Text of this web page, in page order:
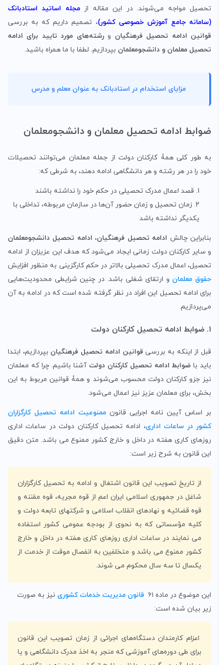
تحصیل مواجه می‌شوند. در این مقاله ازمجله اساتید استادبانک
(سامانه جامع آموزش خصوصی کشور)، تصمیم داریم که به بررسی
قوانین ادامه تحصیل فرهنگیان ورشته‌های مورد تایید برای ادامه
تحصیل معلمان و دانشجومعلمان بپردازیم. لطفا با ما همراه باشید.
مزایای استخدام در استادبانک به عنوان معلم و مدرس
ضوابط ادامه تحصیل معلمان و دانشجومعلمان
به طور کلی همۀ کارکنان دولت از جمله معلمان می‌توانند تحصیلات
خود را در هر رشته و هر دانشگاهی ادامه دهند، به شرطی که:
قصد اعمال مدرک تحصیلی در حکم خود را نداشته باشند
زمان تحصیل و زمان حضور آن‌ها در سازمان مربوطه، تداخلی با
یکدیگر نداشته باشد
بنابراین چالش ادامه تحصیل فرهنگیان، ادامه تحصیل دانشجومعلمان
و سایر کارکنان دولت زمانی ایجاد می‌شود که هدف این عزیزان از ادامه
تحصیل، اعمال مدرک تحصیلی بالاتر در حکم کارگزینی‌ به منظور افزایش
حقوق معلمان و ارتقای شغلی باشد. در چنین شرایطی محدودیت‌هایی
برای ادامه تحصیل این افراد در نظر گرفته شده است که در ادامه به آن
می‌پردازیم.
۱. ضوابط ادامه تحصیل کارکنان دولت
قبل از اینکه به بررسی قوانین ادامه تحصیل فرهنگیان بپردازیم، ابتدا
باید با ضوابط ادامه تحصیل کارکنان دولت آشنا باشیم. چرا که معلمان
نیز جزو کارکنان دولت محسوب می‌شوند و همۀ قوانین مربوط به این
بخش، برای معلمان عزیز نیز اعمال می‌شود.
بر اساس آیین نامه اجرایی قانون ممنوعیت ادامه تحصیل کارگزاران
کشور در ساعات اداری، ادامه تحصیل کارکنان دولت در ساعات اداری
‌روزهای کاری هفته در داخل و خارج کشور ممنوع می ‌باشد. متن دقیق
این قانون به شرح زیر است:
از تاریخ تصویب این قانون اشتغال و ادامه به تحصیل کارگزاران
شاغل در جمهوری اسلامی ایران اعم از قوه مجریه، قوه مقننه و
قوه ‌قضائیه و نهادهای انقلاب اسلامی و شرکتهای تابعه دولت و
کلیه مؤسساتی که به نحوی از بودجه عمومی کشور استفاده
می ‌نمایند در ساعات اداری ‌روزهای کاری هفته در داخل و خارج
کشور ممنوع می ‌باشد و متخلفین به انفصال موقت از خدمت از
یکسال تا سه سال محکوم می ‌شوند.
این موضوع در ماده ۶۱ قانون مدیریت خدمات کشوری نیز به صورت
زیر بیان شده است:
اعزام کارمندان دستگاه‌های اجرائی از زمان تصویب این قانون
برای طی دوره‌های آموزشی که منجر به اخذ مدرک دانشگاهی و یا